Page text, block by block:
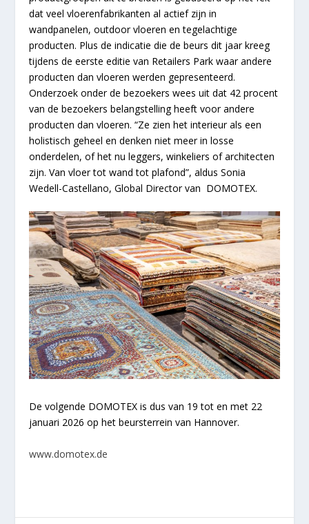
dat veel vloerenfabrikanten al actief zijn in
wandpanelen, outdoor vloeren en tegelachtige
producten. Plus de indicatie die de beurs dit jaar kreeg
tijdens de eerste editie van Retailers Park waar andere
producten dan vloeren werden gepresenteerd.
Onderzoek onder de bezoekers wees uit dat 42 procent
van de bezoekers belangstelling heeft voor andere
producten dan vloeren. “Ze zien het interieur als een
holistisch geheel en denken niet meer in losse
onderdelen, of het nu leggers, winkeliers of architecten
zijn. Van vloer tot wand tot plafond”, aldus Sonia
Wedell-Castellano, Global Director van DOMOTEX.
De volgende DOMOTEX is dus van 19 tot en met 22
januari 2026 op het beursterrein van Hannover.
www.domotex.de